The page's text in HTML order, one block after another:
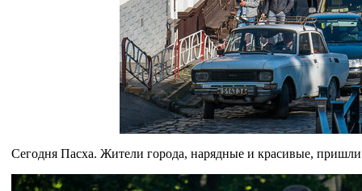
Сегодня Пасха. Жители города, нарядные и красивые,